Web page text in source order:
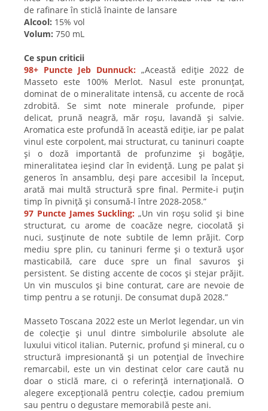
de rafinare în sticlă înainte de lansare
Alcool: 15% vol
Volum: 750 mL
Ce spun criticii
98+ Puncte Jeb Dunnuck: „Această ediție 2022 de
Masseto este 100% Merlot. Nasul este pronunțat,
dominat de o mineralitate intensă, cu accente de rocă
zdrobită. Se simt note minerale profunde, piper
delicat, prună neagră, măr roșu, lavandă și salvie.
Aromatica este profundă în această ediție, iar pe palat
vinul este corpolent, mai structurat, cu taninuri coapte
și o doză importantă de profunzime și bogăție,
mineralitatea ieșind clar în evidență. Lung pe palat și
generos în ansamblu, deși pare accesibil la început,
arată mai multă structură spre final. Permite-i puțin
timp în pivniță și consumă-l între 2028-2058.”
97 Puncte James Suckling: „Un vin roșu solid și bine
structurat, cu arome de coacăze negre, ciocolată și
nuci, susținute de note subtile de lemn prăjit. Corp
mediu spre plin, cu taninuri ferme și o textură ușor
masticabilă, care duce spre un final savuros și
persistent. Se disting accente de cocos și stejar prăjit.
Un vin musculos și bine conturat, care are nevoie de
timp pentru a se rotunji. De consumat după 2028.”
Masseto Toscana 2022 este un Merlot legendar, un vin
de colecție și unul dintre simbolurile absolute ale
luxului viticol italian. Puternic, profund și mineral, cu o
structură impresionantă și un potențial de învechire
remarcabil, este un vin destinat celor care caută nu
doar o sticlă mare, ci o referință internațională. O
alegere excepțională pentru colecție, cadou premium
sau pentru o degustare memorabilă peste ani.